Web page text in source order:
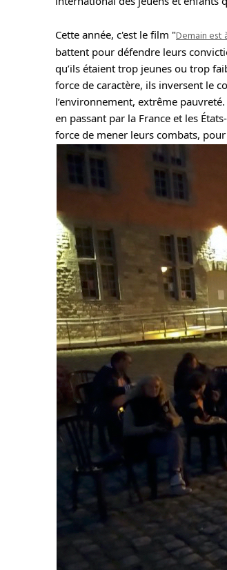
Cette année, c'est le film "Demain est
battent pour défendre leurs
qu’ils étaient trop jeunes ou trop
force de caractère, ils inversent le
l’environnement, extrême
en passant par la France et les
force de mener leurs combats,